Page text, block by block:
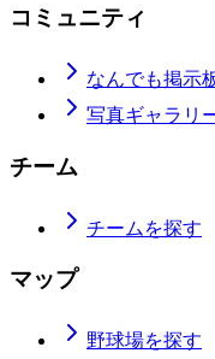
コミュニティ
なんでも掲示
写真ギャラリ
チーム
チームを探す
マップ
野球場を探す